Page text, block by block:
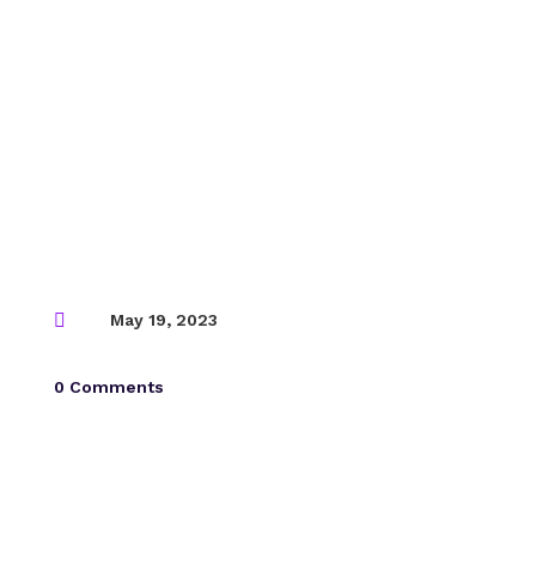
 May 19, 2023
0 Comments